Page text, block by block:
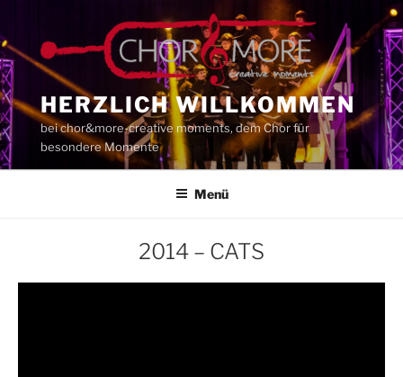
Inhalt
springen
HERZLICH WILLKOMMEN
bei chor&more-creative moments, dem Chor für
besondere Momente
Menü
2014 – CATS